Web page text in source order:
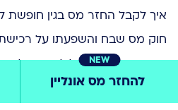
איך לקבל החזר מס בגין חופשת
חוק מס שבח והשפעתו על רכישת
החזרי מס להורים לילדים נטולי
NEW
להחזר מס אונליין